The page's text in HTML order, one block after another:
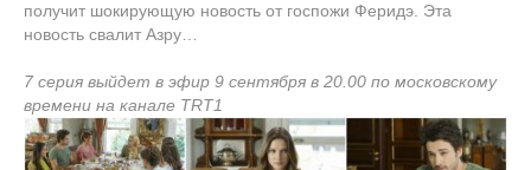
получит шокирующую новость от госпожи Феридэ. Эта
новость свалит Азру…
7 серия выйдет в эфир 9 сентября в 20.00 по московскому
времени на канале TRT1